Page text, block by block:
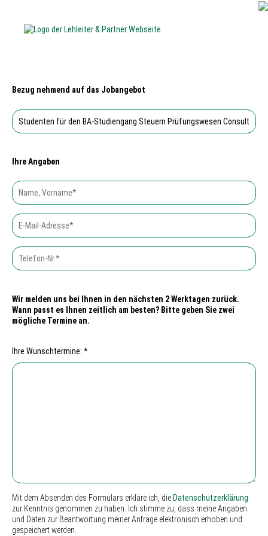
Bezug nehmend auf das Jobangebot
Ihre Angaben
Wir melden uns bei Ihnen in den nächsten 2 Werktagen zurück.
Wann passt es Ihnen zeitlich am besten? Bitte geben Sie zwei
mögliche Termine an.
Ihre Wunschtermine: *
Mit dem Absenden des Formulars erkläre ich, die Datenschutzerklärung
zur Kenntnis genommen zu haben. Ich stimme zu, dass meine Angaben
und Daten zur Beantwortung meiner Anfrage elektronisch erhoben und
gespeichert werden.